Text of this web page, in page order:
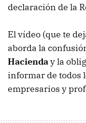
declaración de la
El vídeo (que te
aborda la
Hacienday la
informar de todos
empresarios y